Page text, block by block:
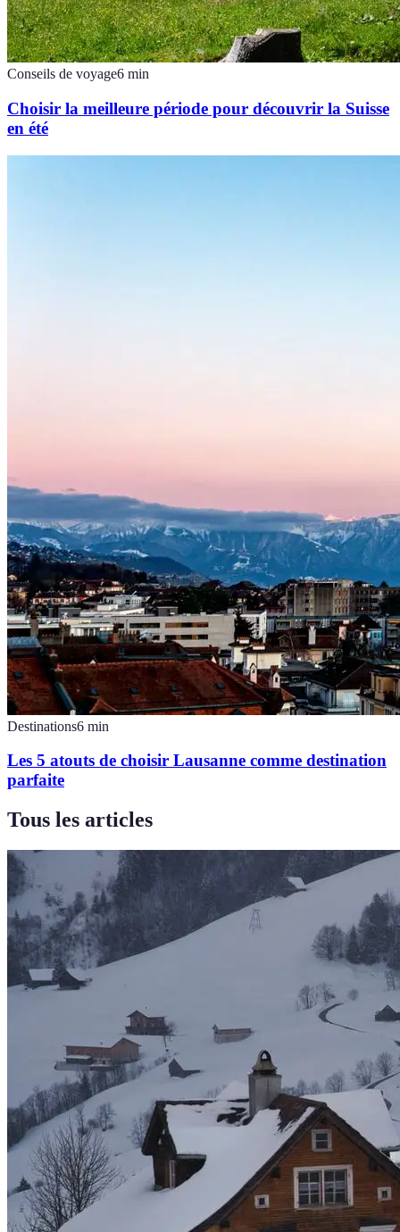
Conseils de voyage6 min
Choisir la meilleure période pour découvrir la Suisse
en été
Destinations6 min
Les 5 atouts de choisir Lausanne comme destination
parfaite
Tous les articles